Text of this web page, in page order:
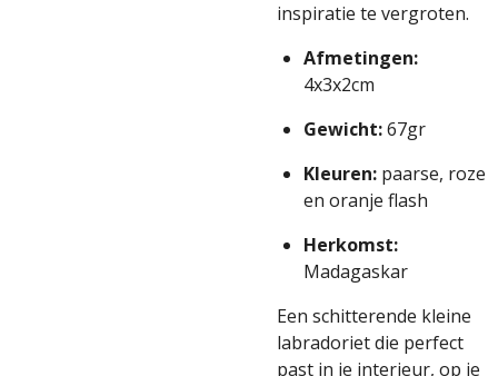
inspiratie te vergroten.
Afmetingen:
4x3x2cm
Gewicht:67gr
Kleuren: paarse, roze
en oranje flash
Herkomst:
Madagaskar
Een schitterende kleine
labradoriet die perfect
past in je interieur, op je